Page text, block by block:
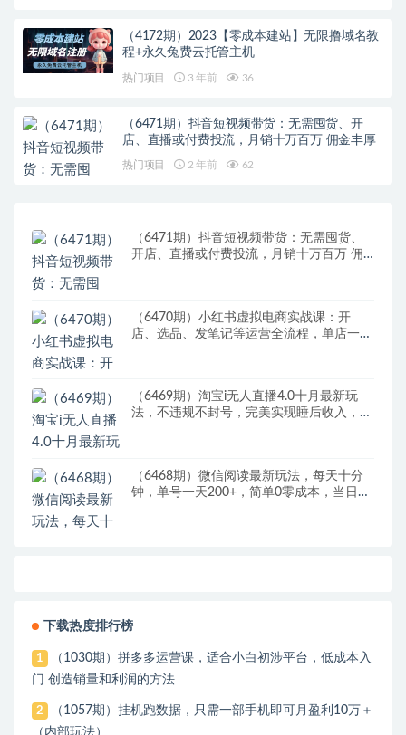
（4172期）2023【零成本建站】无限撸域名教
程+永久兔费云托管主机
热门项目 3 年前 36
（6471期）抖音短视频带货：无需囤货、开
店、直播或付费投流，月销十万百万 佣金丰厚
热门项目 2 年前 62
（6471期）抖音短视频带货：无需囤货、
开店、直播或付费投流，月销十万百万 佣
（6470期）小红书虚拟电商实战课：开
店、选品、发笔记等运营全流程，单店一天
（6469期）淘宝i无人直播4.0十月最新玩
法，不违规不封号，完美实现睡后收入，日
（6468期）微信阅读最新玩法，每天十分
钟，单号一天200+，简单0零成本，当日提
下载热度排行榜
1
（1030期）拼多多运营课，适合小白初涉平台，低成本入
门 创造销量和利润的方法
2
（1057期）挂机跑数据，只需一部手机即可月盈利10万＋
（内部玩法）